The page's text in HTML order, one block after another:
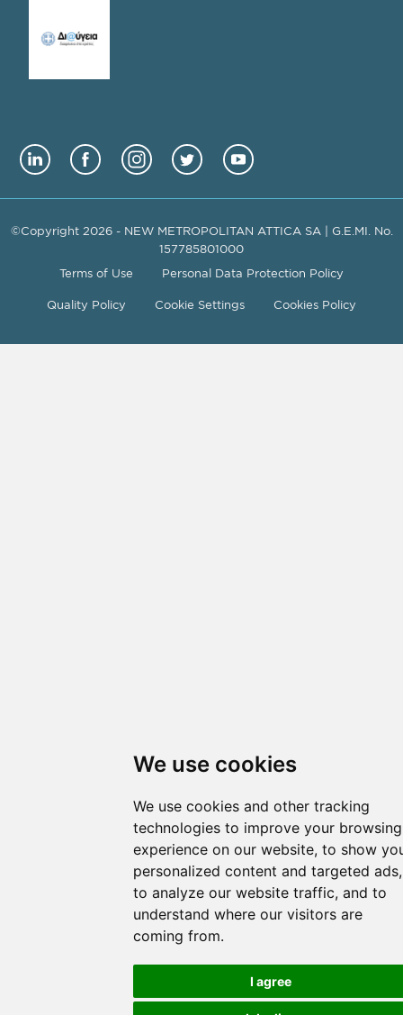
We use cookies
We use cookies and other tracking
technologies to improve your browsing
experience on our website, to show
personalized content and targeted ads,
to analyze our website traffic, and to
understand where our visitors are
coming from.
I agree
©Copyright 2026 - NEW METROPOLITAN ATTICA SA | G.E.MI. No.
157785801000
Terms of Use
Personal Data Protection Policy
Quality Policy Cookie Settings Cookies Policy